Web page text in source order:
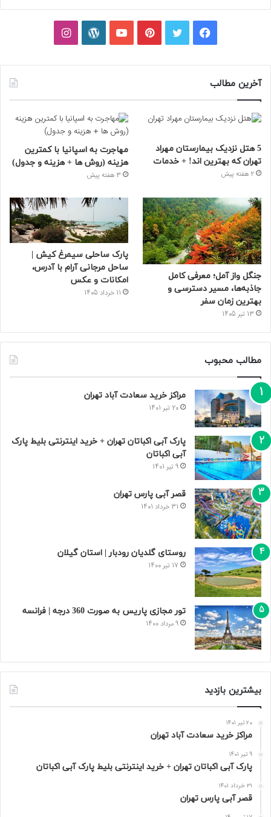
فیسبوکتوییترپینتریستیوتیوبوردپرساینستاگرام
آخرین مطالب
5 هتل نزدیک بیمارستان مهراد
تهران که بهترین‌ اند! + خدمات
2 هفته پیش
مهاجرت به اسپانیا با کمترین
هزینه (روش ها + هزینه و جدول)
3 هفته پیش
جنگل واز آمل؛ معرفی کامل
جاذبه‌ها، مسیر دسترسی و
بهترین زمان سفر
13 تیر 1405
پارک ساحلی سیمرغ کیش |
ساحل مرجانی آرام با آدرس،
امکانات و عکس
11 خرداد 1405
مطالب محبوب
مراکز خرید سعادت‌ آباد تهران
20 تیر 1401
پارک آبی اکباتان تهران + خرید اینترنتی بلیط پارک
آبی اکباتان
9 تیر 1401
قصر آبی پارس تهران
31 خرداد 1401
روستای گلدیان رودبار | استان گیلان
17 تیر 1400
تور مجازی پاریس به صورت 360 درجه | فرانسه
9 مرداد 1400
بیشترین بازدید
20 تیر 1401
مراکز خرید سعادت‌ آباد تهران
9 تیر 1401
پارک آبی اکباتان تهران + خرید اینترنتی بلیط پارک آبی اکباتان
31 خرداد 1401
قصر آبی پارس تهران